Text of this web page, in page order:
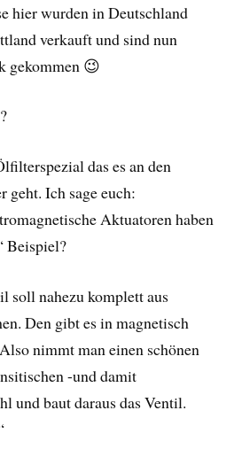
hier wurden in Deutschland
verkauft und sind nun
gekommen 😉
das es an den
Ich sage euch:
Aktuatoren haben
Beispiel?
soll nahezu komplett aus
Den gibt es in magnetisch
nimmt man einen schönen
-und damit
und baut daraus das Ventil.